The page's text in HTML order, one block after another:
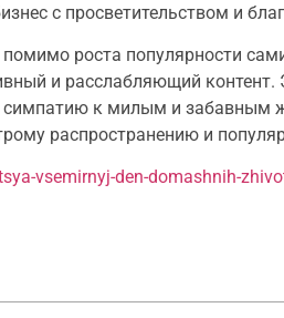
с просветительством и
роста популярности
и расслабляющий
к милым и забавным
распространению и
vsemirnyj-den-domashnih-